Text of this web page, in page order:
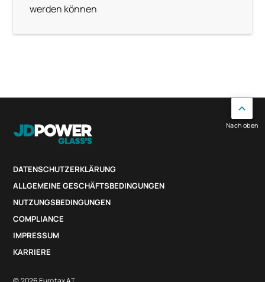
werden können
DATENSCHUTZERKLÄRUNG
ALLGEMEINE GESCHÄFTSBEDINGUNGEN
NUTZUNGSBEDINGUNGEN
COMPLIANCE
IMPRESSUM
KARRIERE
Nach oben